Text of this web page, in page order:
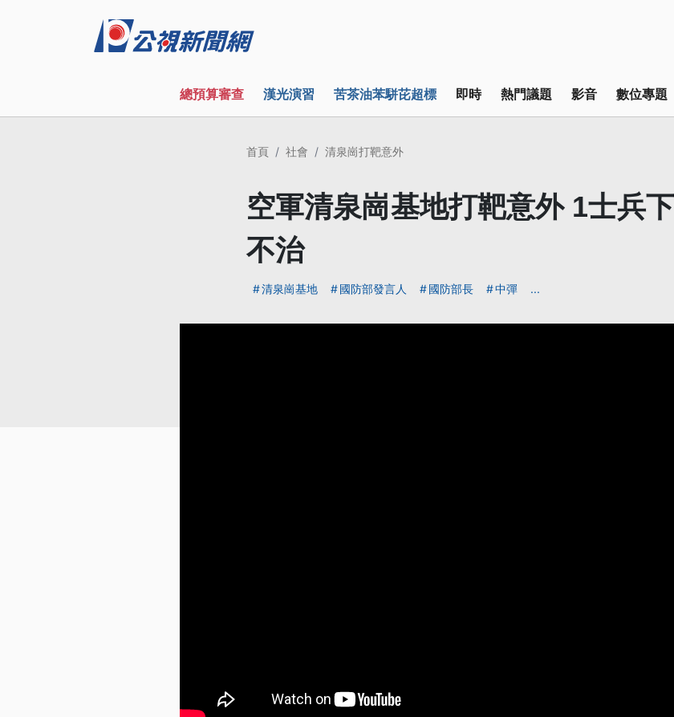
總預算審查 漢光演習 苦茶油苯駢芘超標 即時 熱門議題 影音 數位專題
首頁 社會 清泉崗打靶意外
空軍清泉崗基地打靶意外 1士兵
不治
清泉崗基地 國防部發言人 國防部長 中彈 ...